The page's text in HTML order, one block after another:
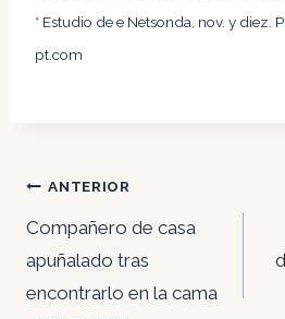
* Estudio de e Netsonda, nov. y diez.
pt.com
Navegación
de
entradas
ANTERIOR
Compañero de casa
apuñalado tras
encontrarlo en la cama